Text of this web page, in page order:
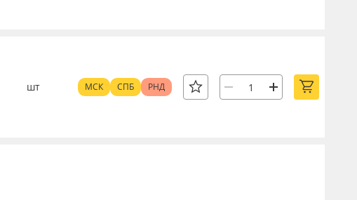
шт МСК СПБ РНД